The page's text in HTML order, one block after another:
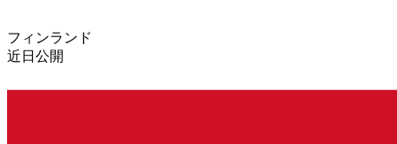
フィンランド
近日公開